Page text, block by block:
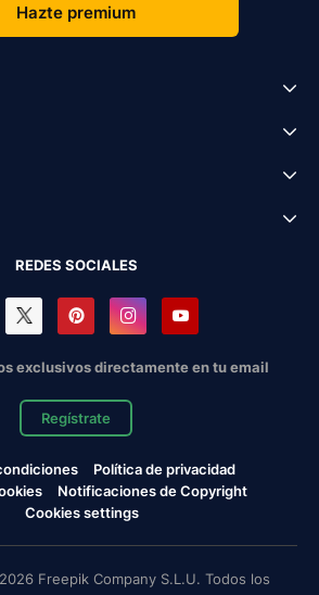
Hazte premium
REDES SOCIALES
exclusivos directamente en tu email
Regístrate
Política de privacidad
Notificaciones de Copyright
Cookies settings
Freepik Company S.L.U. Todos los